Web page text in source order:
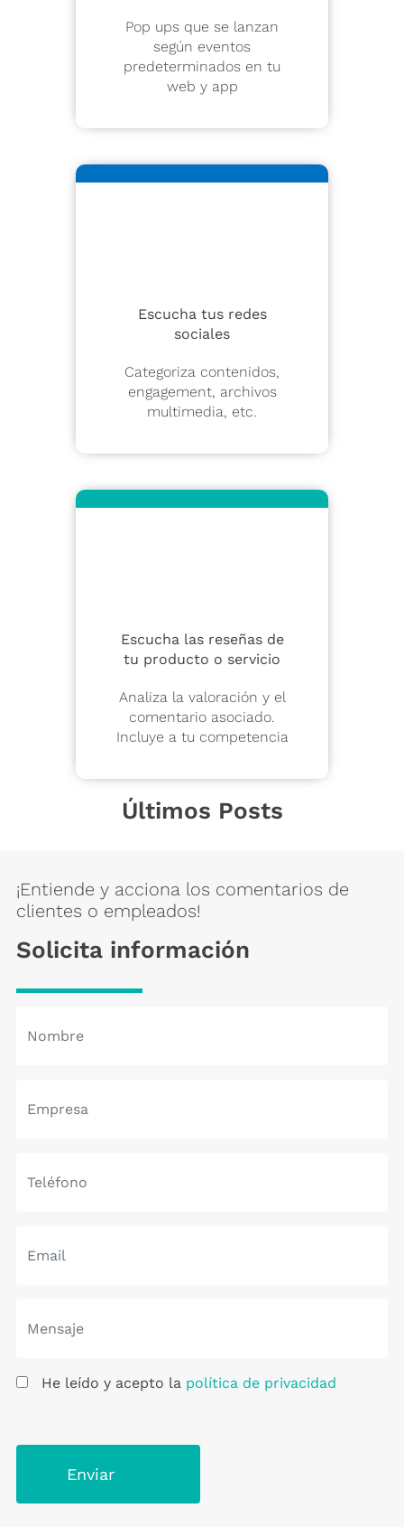
Pop ups que se lanzan
según eventos
predeterminados en tu
web y app
Escucha tus redes
sociales
Categoriza contenidos,
engagement, archivos
multimedia, etc.
Escucha las reseñas de
tu producto o servicio
Analiza la valoración y el
comentario asociado.
Incluye a tu competencia
Últimos Posts
¡Entiende y acciona los comentarios de
clientes o empleados!
Solicita información
He leído y acepto la política de privacidad